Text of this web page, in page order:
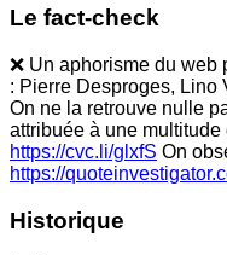
Le fact-check
❌ Un aphorisme du web
: Pierre Desproges, Lino
On ne la retrouve nulle
attribuée à une
https://cvc.li/glxfS On
https://
Historique